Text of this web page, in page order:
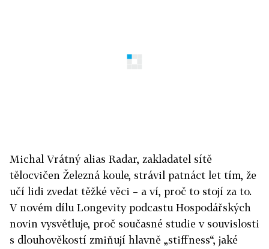
Michal Vrátný alias Radar, zakladatel sítě
tělocvičen Železná koule, strávil patnáct let tím, že
učí lidi zvedat těžké věci – a ví, proč to stojí za to.
V novém dílu Longevity podcastu Hospodářských
novin vysvětluje, proč současné studie v souvislosti
s dlouhověkostí zmiňují hlavně „stiffness“, jaké